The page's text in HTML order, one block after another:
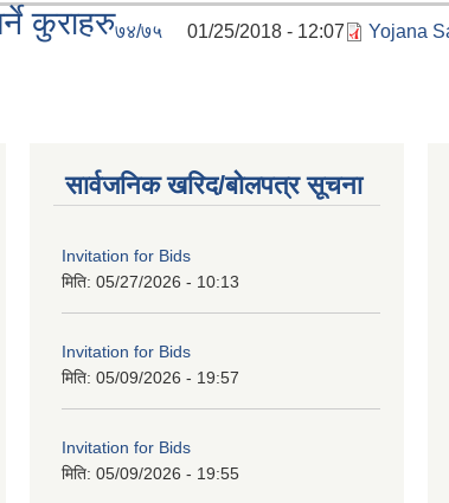
कुराहरु७४/७५ 01/25/2018 - 12:07 Yojana
सार्वजनिक खरिद/बोलपत्र सूचना
Invitation for Bids
मिति: 05/27/2026 - 10:13
Invitation for Bids
मिति: 05/09/2026 - 19:57
Invitation for Bids
मिति: 05/09/2026 - 19:55